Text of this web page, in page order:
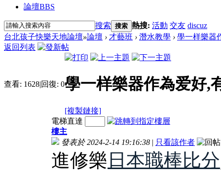
論壇BBS
搜索 搜索 熱搜: 活動 交友 discuz
台北孩子快樂天地論壇»論壇 › 才藝班 › 潛水教學 › 學一样樂器
返回列表
查看: 1628|回復: 0學一样樂器作為爱好,
[複製鏈接]
電梯直達
樓主
發表於 2024-2-14 19:16:38 | 只看該作者
進修樂 日本職棒比分